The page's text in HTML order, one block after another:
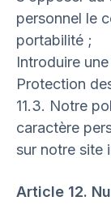
personnel le
portabilité ;
Introduire
Protection
11.3. Notre
caractère
sur notre site
Article 12.